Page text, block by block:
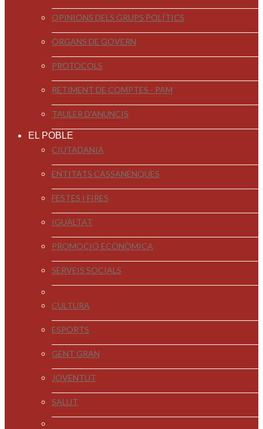
OPINIONS DELS GRUPS POLÍTICS
ÒRGANS DE GOVERN
PROTOCOLS
RETIMENT DE COMPTES - PAM
TAULER D'ANUNCIS
EL POBLE
CIUTADANIA
ENTITATS CASSANENQUES
FESTES I FIRES
IGUALTAT
PROMOCIÓ ECONÒMICA
SERVEIS SOCIALS
CULTURA
ESPORTS
GENT GRAN
JOVENTUT
SALUT